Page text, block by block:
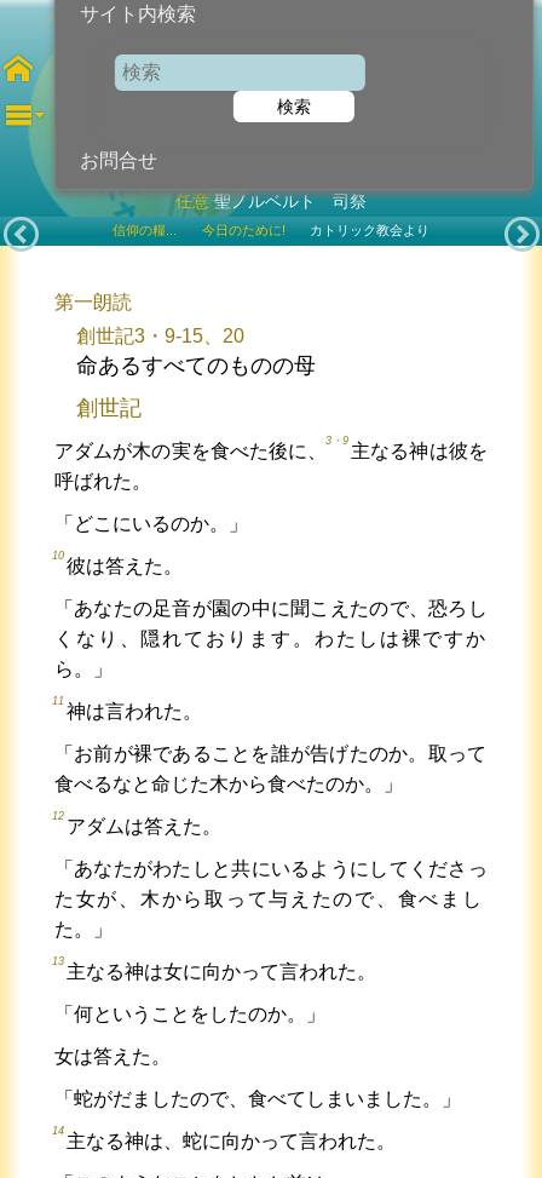
サイト内検索
検索
お問合せ
教会の母聖マリア
任意聖ノルベルト 司祭
信仰の糧... 今日のために! カトリック教会より
第一朗読
創世記3・9-15、20
命あるすべてのものの母
創世記
アダムが木の実を食べた後に、
3・9
主なる神は彼を
呼ばれた。
「どこにいるのか。」
10
彼は答えた。
「あなたの足音が園の中に聞こえたので、恐ろし
くなり、隠れております。わたしは裸ですか
ら。」
11
神は言われた。
「お前が裸であることを誰が告げたのか。取って
食べるなと命じた木から食べたのか。」
12
アダムは答えた。
「あなたがわたしと共にいるようにしてくださっ
た女が、木から取って与えたので、食べまし
た。」
13
主なる神は女に向かって言われた。
「何ということをしたのか。」
女は答えた。
「蛇がだましたので、食べてしまいました。」
14
主なる神は、蛇に向かって言われた。